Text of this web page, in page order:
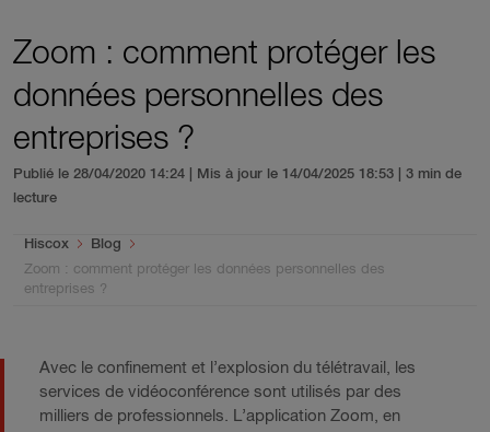
Zoom : comment protéger les
données personnelles des
entreprises ?
Publié le 28/04/2020 14:24 | Mis à jour le 14/04/2025 18:53
| 3 min de
lecture
You are here:
Hiscox
Blog
Zoom : comment protéger les données personnelles des
entreprises ?
Avec le confinement et l’explosion du télétravail, les
services de vidéoconférence sont utilisés par des
milliers de professionnels. L’application Zoom, en